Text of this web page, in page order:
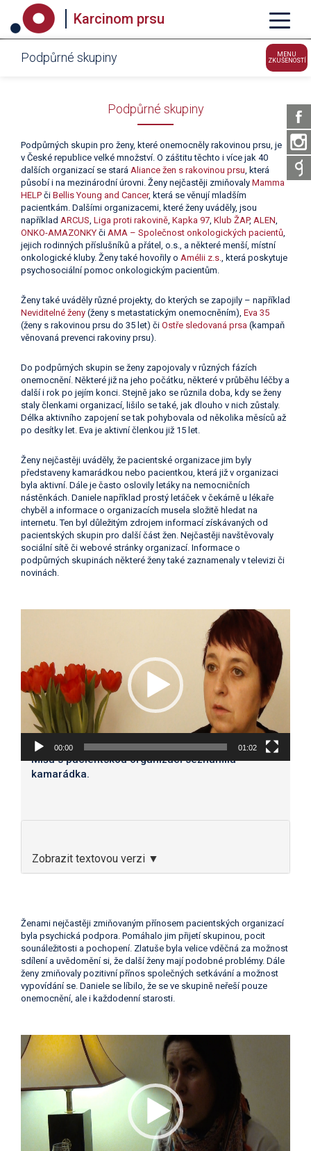
Karcinom prsu
Podpůrné skupiny
MENU
ZKUŠENOSTÍ
Podpůrné skupiny
Podpůrných skupin pro ženy, které onemocněly rakovinou prsu, je
v České republice velké množství. O záštitu těchto i více jak 40
dalších organizací se stará Aliance žen s rakovinou prsu, která
působí i na mezinárodní úrovni. Ženy nejčastěji zmiňovaly Mamma
HELP či Bellis Young and Cancer, která se věnují mladším
pacientkám. Dalšími organizacemi, které ženy uváděly, jsou
například ARCUS, Liga proti rakovině, Kapka 97, Klub ŽAP, ALEN,
ONKO-AMAZONKY či AMA – Společnost onkologických pacientů,
jejich rodinných příslušníků a přátel, o.s., a některé menší, místní
onkologické kluby. Ženy také hovořily o Amélii z.s., která poskytuje
psychosociální pomoc onkologickým pacientům.
Ženy také uváděly různé projekty, do kterých se zapojily – například
Neviditelné ženy (ženy s metastatickým onemocněním), Eva 35
(ženy s rakovinou prsu do 35 let) či Ostře sledovaná prsa (kampaň
věnovaná prevenci rakoviny prsu).
Do podpůrných skupin se ženy zapojovaly v různých fázích
onemocnění. Některé již na jeho počátku, některé v průběhu léčby a
další i rok po jejím konci. Stejně jako se různila doba, kdy se ženy
staly členkami organizací, lišilo se také, jak dlouho v nich zůstaly.
Délka aktivního zapojení se tak pohybovala od několika měsíců až
po desítky let. Eva je aktivní členkou již 15 let.
Ženy nejčastěji uváděly, že pacientské organizace jim byly
představeny kamarádkou nebo pacientkou, která již v organizaci
byla aktivní. Dále je často oslovily letáky na nemocničních
nástěnkách. Daniele například prostý letáček v čekárně u lékaře
chyběl a informace o organizacích musela složitě hledat na
internetu. Ten byl důležitým zdrojem informací získávaných od
pacientských skupin pro další část žen. Nejčastěji navštěvovaly
sociální sítě či webové stránky organizací. Informace o
podpůrných skupinách některé ženy také zaznamenaly v televizi či
novinách.
00:00 01:02
Míšu s pacientskou organizací seznámila
kamarádka.
Zobrazit textovou verzi ▼
Ženami nejčastěji zmiňovaným přínosem pacientských organizací
byla psychická podpora. Pomáhalo jim přijetí skupinou, pocit
sounáležitosti a pochopení. Zlatuše byla velice vděčná za možnost
sdílení a uvědomění si, že další ženy mají podobné problémy. Dále
ženy zmiňovaly pozitivní přínos společných setkávání a možnost
vypovídání se. Daniele se líbilo, že se ve skupině neřeší pouze
onemocnění, ale i každodenní starosti.
Video
přehrávač